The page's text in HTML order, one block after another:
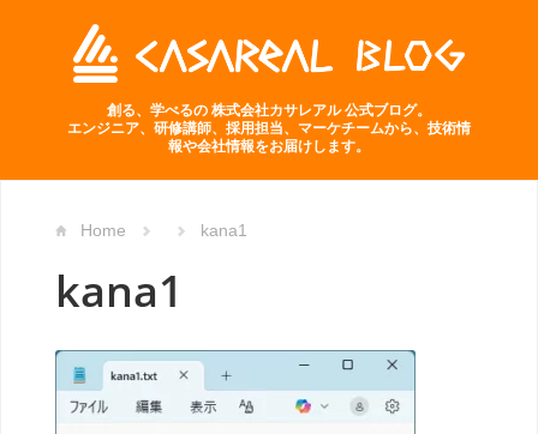
創る、学べるの 株式会社カサレアル 公式ブログ。
エンジニア、研修講師、採用担当、マーケチームから、技術情
報や会社情報をお届けします。
Home kana1
kana1